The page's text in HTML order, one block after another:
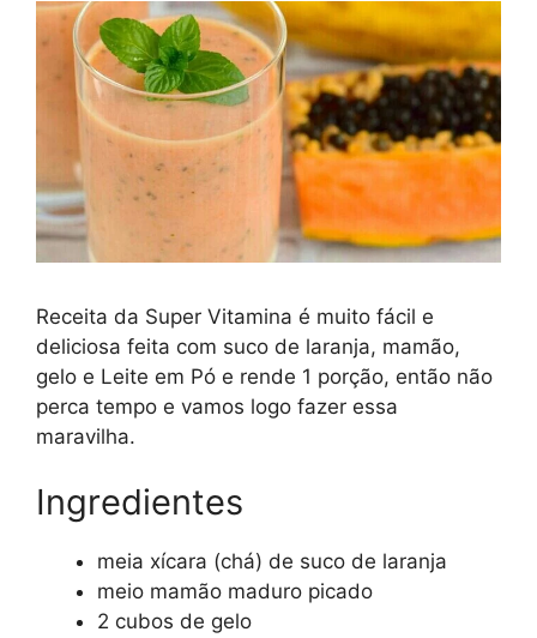
Receita da Super Vitamina é muito fácil e
deliciosa feita com suco de laranja, mamão,
gelo e Leite em Pó e rende 1 porção, então não
perca tempo e vamos logo fazer essa
maravilha.
Ingredientes
meia xícara (chá) de suco de laranja
meio mamão maduro picado
2 cubos de gelo